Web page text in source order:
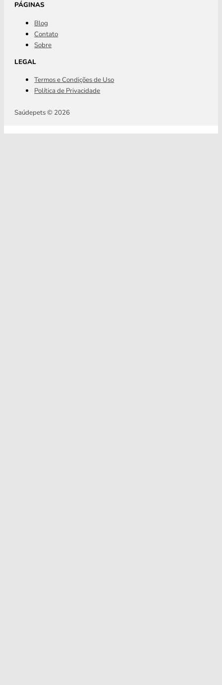
PÁGINAS
Blog
Contato
Sobre
LEGAL
Termos e Condições de Uso
Política de Privacidade
Saúdepets © 2026